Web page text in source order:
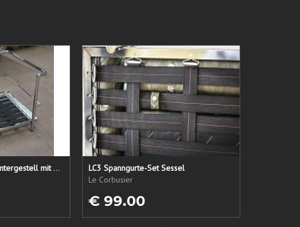
LC 21 Sessel nur das Untergestell mit elastischen Straps
LC3 Spanngurte-Set Sessel
Le Corbusier
€ 99.00